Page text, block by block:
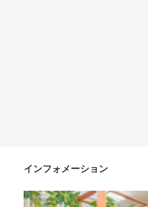
インフォメーション